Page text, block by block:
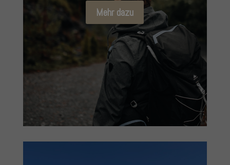
Mehr dazu